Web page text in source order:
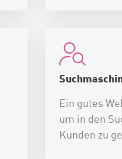
Ein gutes
um in den
Kunden zu